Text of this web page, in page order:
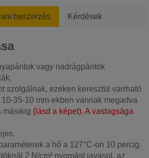
beszerzés Kérdések
vagy nadrágpántok
szolgálnak, ezeken keresztül varrható
35-10 mm-ekben vannak megadva
másikig (lásd a képet). A vastagsága
a hő a 127°C-on 10 percig.
2 N/cm² nyomást javasol, az